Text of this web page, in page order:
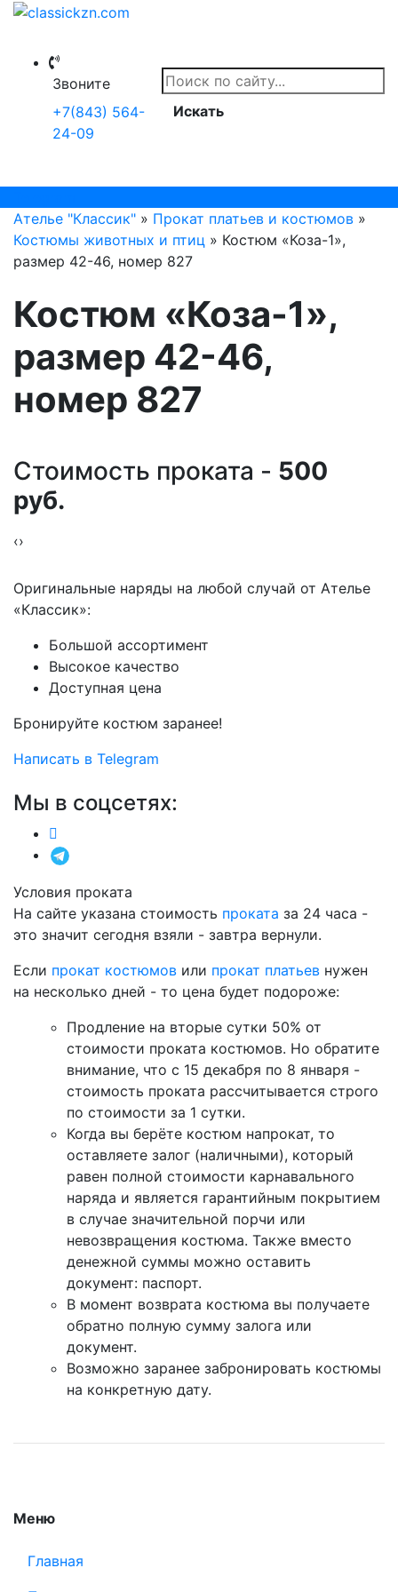
Звоните
+7(843) 564-
24-09
Искать
Ателье "Классик" » Прокат платьев и костюмов »
Костюмы животных и птиц » Костюм «Коза-1»,
размер 42-46, номер 827
Меню
Главная
Костюм «Коза-1»,
размер 42-46,
номер 827
Стоимость проката - 500
руб.
‹›
Оригинальные наряды на любой случай от Ателье
«Классик»:
Большой ассортимент
Высокое качество
Доступная цена
Бронируйте костюм заранее!
Написать в Telegram
Мы в соцсетях:
Условия проката
На сайте указана стоимость проката за 24 часа -
это значит сегодня взяли - завтра вернули.
Если прокат костюмов или прокат платьев нужен
на несколько дней - то цена будет подороже:
Продление на вторые сутки 50% от
стоимости проката костюмов. Но обратите
внимание, что с 15 декабря по 8 января -
стоимость проката рассчитывается строго
по стоимости за 1 сутки.
Когда вы берёте костюм напрокат, то
оставляете залог (наличными), который
равен полной стоимости карнавального
наряда и является гарантийным покрытием
в случае значительной порчи или
невозвращения костюма. Также вместо
денежной суммы можно оставить
документ: паспорт.
В момент возврата костюма вы получаете
обратно полную сумму залога или
документ.
Возможно заранее забронировать костюмы
на конкретную дату.